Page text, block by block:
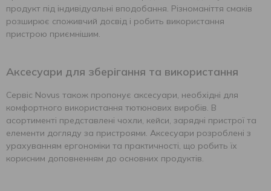
продукт під індивідуальні вподобання. Різноманіття смаків
розширює споживчий досвід і робить використання
пристрою приємнішим.
Аксесуари для зберігання та використання
Сервіс Novus також пропонує аксесуари, необхідні для
комфортного використання тютюнових виробів. В
асортименті представлені чохли, кейси, зарядні пристрої та
елементи догляду за пристроями. Аксесуари розроблені з
урахуванням ергономіки та практичності, що робить їх
корисним доповненням до основних продуктів.